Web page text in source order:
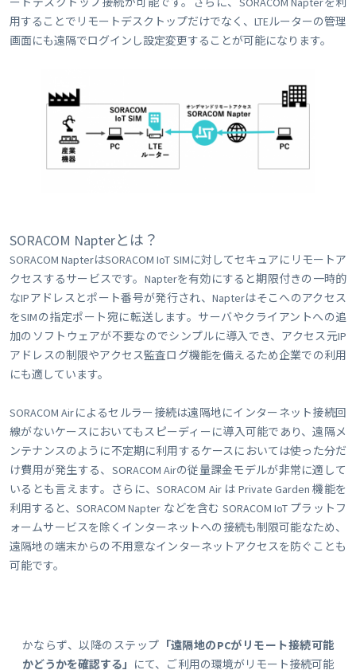
用することでリモートデスクトップだけでなく、LTEルーターの管理
画面にも遠隔でログインし設定変更することが可能になります。
SORACOM Napterとは？
SORACOM NapterはSORACOM IoT SIMに対してセキュアにリモートア
クセスするサービスです。Napterを有効にすると期限付きの一時的
なIPアドレスとポート番号が発行され、Napterはそこへのアクセス
をSIMの指定ポート宛に転送します。サーバやクライアントへの追
加のソフトウェアが不要なのでシンプルに導入でき、アクセス元IP
アドレスの制限やアクセス監査ログ機能を備えるため企業での利用
にも適しています。
SORACOM Airによるセルラー接続は遠隔地にインターネット接続回
線がないケースにおいてもスピーディーに導入可能であり、遠隔メ
ンテナンスのように不定期に利用するケースにおいては使った分だ
け費用が発生する、SORACOM Airの従量課金モデルが非常に適して
いるとも言えます。さらに、SORACOM Air は Private Garden 機能を
利用すると、SORACOM Napter などを含む SORACOM IoT プラットフ
ォームサービスを除くインターネットへの接続も制限可能なため、
遠隔地の端末からの不用意なインターネットアクセスを防ぐことも
可能です。
かならず、以降のステップ 「遠隔地のPCがリモート接続可能
かどうかを確認する」 にて、ご利用の環境がリモート接続可能